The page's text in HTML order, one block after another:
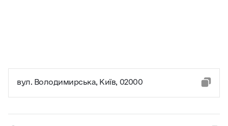
вул. Володимирська, Київ, 02000